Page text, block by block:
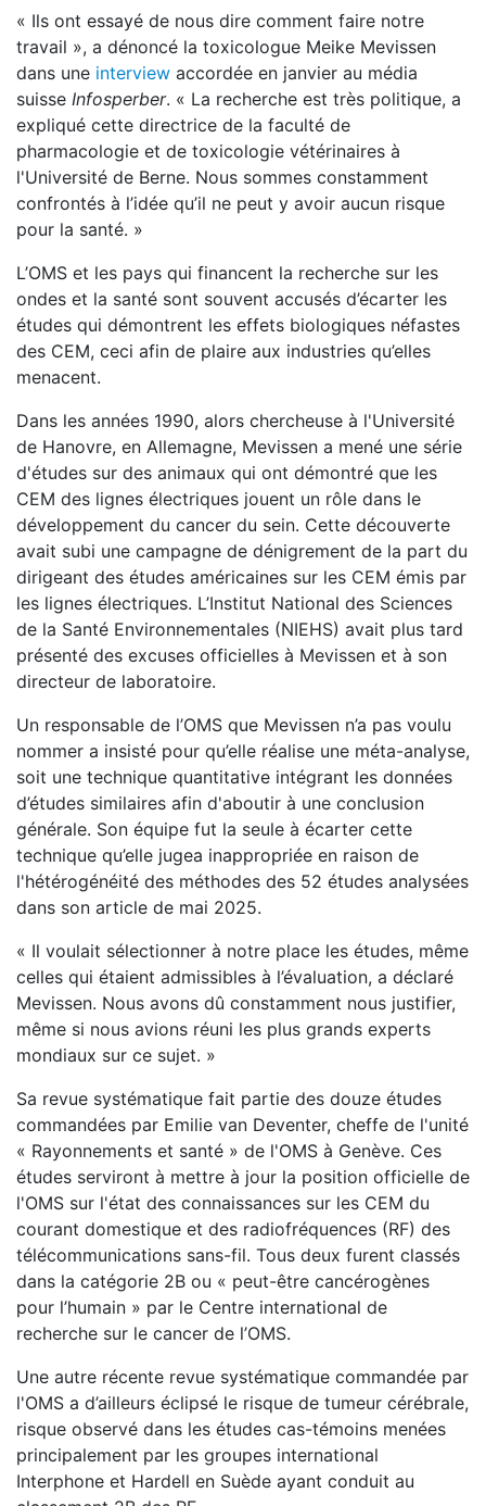
« Ils ont essayé de nous dire comment faire notre
travail », a dénoncé la toxicologue Meike Mevissen
dans une interview accordée en janvier au média
suisse Infosperber. « La recherche est très politique, a
expliqué cette directrice de la faculté de
pharmacologie et de toxicologie vétérinaires à
l'Université de Berne. Nous sommes constamment
confrontés à l’idée qu’il ne peut y avoir aucun risque
pour la santé. »
L’OMS et les pays qui financent la recherche sur les
ondes et la santé sont souvent accusés d’écarter les
études qui démontrent les effets biologiques néfastes
des CEM, ceci afin de plaire aux industries qu’elles
menacent.
Dans les années 1990, alors chercheuse à l'Université
de Hanovre, en Allemagne, Mevissen a mené une série
d'études sur des animaux qui ont démontré que les
CEM des lignes électriques jouent un rôle dans le
développement du cancer du sein. Cette découverte
avait subi une campagne de dénigrement de la part du
dirigeant des études américaines sur les CEM émis par
les lignes électriques. L’Institut National des Sciences
de la Santé Environnementales (NIEHS) avait plus tard
présenté des excuses officielles à Mevissen et à son
directeur de laboratoire.
Un responsable de l’OMS que Mevissen n’a pas voulu
nommer a insisté pour qu’elle réalise une méta-analyse,
soit une technique quantitative intégrant les données
d’études similaires afin d'aboutir à une conclusion
générale. Son équipe fut la seule à écarter cette
technique qu’elle jugea inappropriée en raison de
l'hétérogénéité des méthodes des 52 études analysées
dans son article de mai 2025.
« Il voulait sélectionner à notre place les études, même
celles qui étaient admissibles à l’évaluation, a déclaré
Mevissen. Nous avons dû constamment nous justifier,
même si nous avions réuni les plus grands experts
mondiaux sur ce sujet. »
Sa revue systématique fait partie des douze études
commandées par Emilie van Deventer, cheffe de l'unité
« Rayonnements et santé » de l'OMS à Genève. Ces
études serviront à mettre à jour la position officielle de
l'OMS sur l'état des connaissances sur les CEM du
courant domestique et des radiofréquences (RF) des
télécommunications sans-fil. Tous deux furent classés
dans la catégorie 2B ou « peut-être cancérogènes
pour l’humain » par le Centre international de
recherche sur le cancer de l’OMS.
Une autre récente revue systématique commandée par
l'OMS a d’ailleurs éclipsé le risque de tumeur cérébrale,
risque observé dans les études cas-témoins menées
principalement par les groupes international
Interphone et Hardell en Suède ayant conduit au